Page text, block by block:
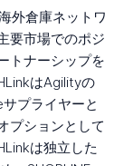
外倉庫ネットワ
要市場でのポジ
トナーシップを
はAgilityの
プライヤーと
プションとして
は独立した